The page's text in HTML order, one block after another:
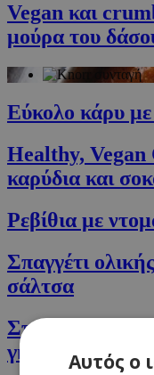
Vegan και
μούρα του
Εύκολο κάρυ με
Healthy, Vegan
καρύδια και
Ρεβίθια με
Σπαγγέτι
σάλτσα
Σπαγγέτι με
γκούνταΑυτός ο